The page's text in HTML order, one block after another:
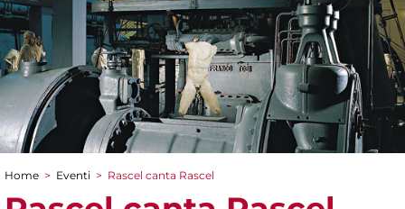
Tu sei qui
Home > Eventi > Rascel canta Rascel